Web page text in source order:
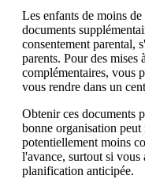
Les enfants de moins
documents
consentement parental,
parents. Pour des
complémentaires, vous
vous rendre dans un
Obtenir ces documents
bonne organisation peut
potentiellement moins
l'avance, surtout si vous
planification anticipée.